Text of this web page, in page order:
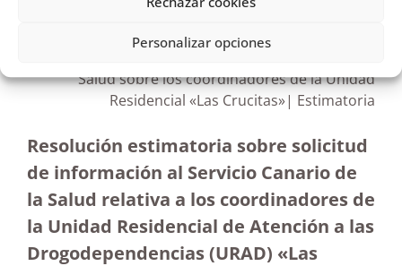
Personalizar opciones
Petición de información al Servicio Canario de la
Salud sobre los coordinadores de la Unidad
Residencial «Las Crucitas»| Estimatoria
Resolución estimatoria sobre solicitud
de información al Servicio Canario de
la Salud relativa a los coordinadores de
la Unidad Residencial de Atención a las
Drogodependencias (URAD) «Las